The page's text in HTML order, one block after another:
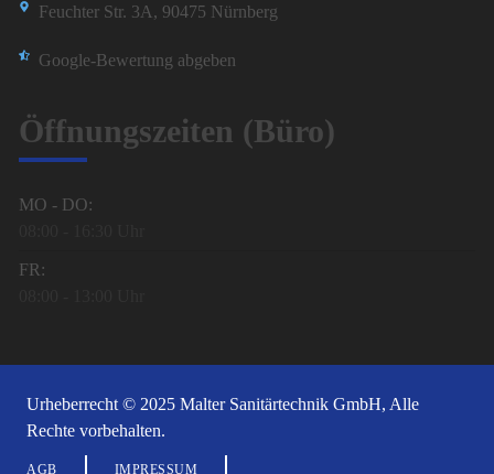
Feuchter Str. 3A, 90475 Nürnberg
Google-Bewertung abgeben
Öffnungszeiten (Büro)
MO - DO:
FR:
Urheberrecht © 2025 Malter Sanitärtechnik GmbH, Alle
Rechte vorbehalten.
AGB IMPRESSUM